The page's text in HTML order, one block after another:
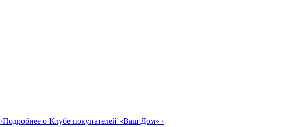
›Подробнее о Клубе покупателей «Ваш Дом» ›